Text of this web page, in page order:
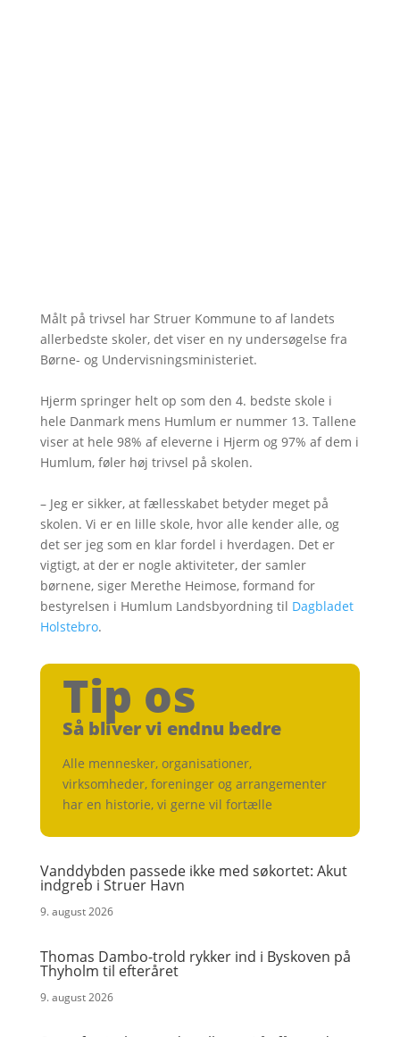
Målt på trivsel har Struer Kommune to af landets
allerbedste skoler, det viser en ny undersøgelse fra
Børne- og Undervisningsministeriet.
Hjerm springer helt op som den 4. bedste skole i
hele Danmark mens Humlum er nummer 13. Tallene
viser at hele 98% af eleverne i Hjerm og 97% af dem i
Humlum, føler høj trivsel på skolen.
– Jeg er sikker, at fællesskabet betyder meget på
skolen. Vi er en lille skole, hvor alle kender alle, og
det ser jeg som en klar fordel i hverdagen. Det er
vigtigt, at der er nogle aktiviteter, der samler
børnene, siger Merethe Heimose, formand for
bestyrelsen i Humlum Landsbyordning til Dagbladet
Holstebro.
Tip os
Så bliver vi endnu bedre
Alle mennesker, organisationer,
virksomheder, foreninger og arrangementer
har en historie, vi gerne vil fortælle
Vanddybden passede ikke med søkortet: Akut
indgreb i Struer Havn
9. august 2026
Thomas Dambo-trold rykker ind i Byskoven på
Thyholm til efteråret
9. august 2026